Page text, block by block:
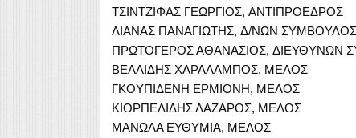
ΤΣΙΝΤΖΙΦΑΣ ΓΕΩΡΓΙΟΣ, ΑΝΤΙΠΡΟΕΔΡΟΣ
ΛΙΑΝΑΣ ΠΑΝΑΓΙΩΤΗΣ, Δ/ΝΩΝ
ΠΡΩΤΟΓΕΡΟΣ ΑΘΑΝΑΣΙΟΣ, ΔΙΕΥΘΥΝΩΝ
ΒΕΛΛΙΔΗΣ ΧΑΡΑΛΑΜΠΟΣ, ΜΕΛΟΣ
ΓΚΟΥΠΙΔΕΝΗ ΕΡΜΙΟΝΗ, ΜΕΛΟΣ
ΚΙΟΡΠΕΛΙΔΗΣ ΛΑΖΑΡΟΣ, ΜΕΛΟΣ
ΜΑΝΩΛΑ ΕΥΘΥΜΙΑ, ΜΕΛΟΣ